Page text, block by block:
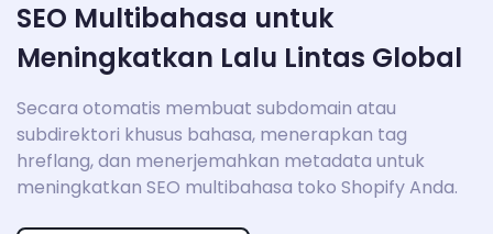
SEO Multibahasa untuk
Meningkatkan Lalu Lintas Global
Secara otomatis membuat subdomain atau
subdirektori khusus bahasa, menerapkan tag
hreflang, dan menerjemahkan metadata untuk
meningkatkan SEO multibahasa toko Shopify Anda.